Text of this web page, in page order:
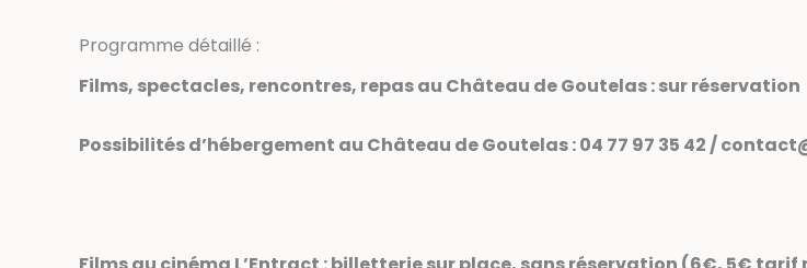
Programme détaillé :
Films, spectacles, rencontres, repas au Château de Goutelas : sur réservation
Possibilités d’hébergement au Château de Goutelas : 04 77 97 35 42 /